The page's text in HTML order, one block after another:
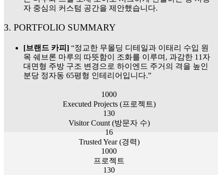
자 중심의 커스텀 공간을 제안했습니다.
3. PORTFOLIO SUMMARY
[브랜드 카피] “정교한 무몰딩 디테일과 이태리 수입 원
목 쉐브론 마루의 따뜻함이 조화를 이루며, 과감한 11자
대면형 주방 구조 변경으로 하이엔드 주거의 격을 높인
분당 정자동 65평형 인테리어입니다.”
1000
Executed Projects (프로젝트)
130
Visitor Count (방문자 수)
16
Trusted Year (경력)
1000
프로젝트
130